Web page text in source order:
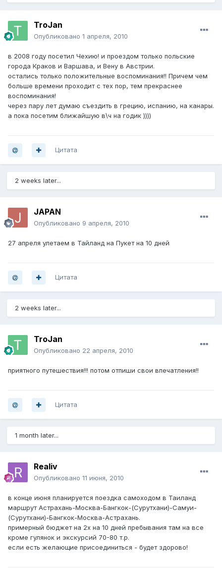
TroJan
Опубликовано 1 апреля, 2010
в 2008 году посетил Чехию! и проездом только польские
города Краков и Варшава, и Вену в Австрии.
остались только положительные воспоминания!! Причем чем
больше времени проходит с тех пор, тем прекраснее
воспоминания!
через пару лет думаю съездить в грецию, испанию, на канары.
а пока посетим ближайшую в\ч на годик ))))
Цитата
2 weeks later...
JAPAN
Опубликовано 9 апреля, 2010
27 апреля улетаем в Тайланд на Пукет на 10 дней
Цитата
2 weeks later...
TroJan
Опубликовано 22 апреля, 2010
приятного путешествия!!! потом отпиши свои впечатления!!
Цитата
1 month later...
Realiv
Опубликовано 11 июня, 2010
в конце июня планируется поездка самоходом в Таиланд
маршрут Астрахань-Москва-Бангкок-(Сурутхани)-Самуи-
(Сурутхани)-Бангкок-Москва-Астрахань.
примерный бюджет на 2х на 10 дней пребывания там на все
кроме гулянок и экскурсий 70-80 т.р.
если есть желающие присоединиться - будет здорово!